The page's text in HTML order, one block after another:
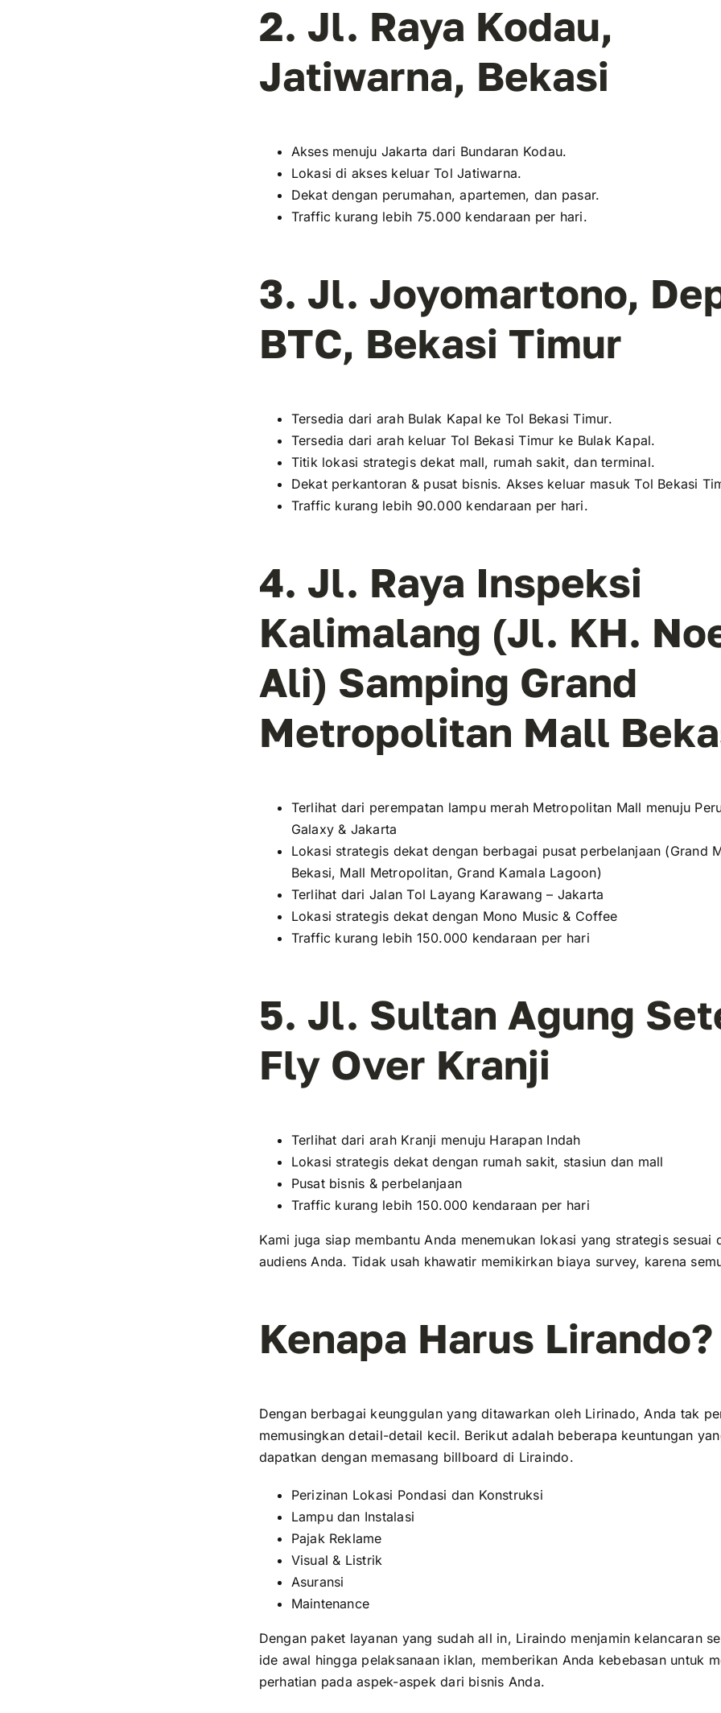
2. Jl. Raya Kodau,
Jatiwarna, Bekasi
Akses menuju Jakarta dari Bundaran Kodau.
Lokasi di akses keluar Tol Jatiwarna.
Dekat dengan perumahan, apartemen, dan pasar.
Traffic kurang lebih 75.000 kendaraan per hari.
3. Jl. Joyomartono,
BTC, Bekasi Timur
Tersedia dari arah Bulak Kapal ke Tol Bekasi Timur.
Tersedia dari arah keluar Tol Bekasi Timur ke Bulak Kapal.
Titik lokasi strategis dekat mall, rumah sakit, dan terminal.
Dekat perkantoran & pusat bisnis. Akses keluar masuk Tol Bekasi
Traffic kurang lebih 90.000 kendaraan per hari.
4. Jl. Raya Inspeksi
Kalimalang (Jl. KH.
Ali) Samping Grand
Metropolitan Mall
Terlihat dari perempatan lampu merah Metropolitan Mall menuju
Galaxy & Jakarta
Lokasi strategis dekat dengan berbagai pusat perbelanjaan (Grand
Bekasi, Mall Metropolitan, Grand Kamala Lagoon)
Terlihat dari Jalan Tol Layang Karawang – Jakarta
Lokasi strategis dekat dengan Mono Music & Coffee
Traffic kurang lebih 150.000 kendaraan per hari
5. Jl. Sultan Agung
Fly Over Kranji
Terlihat dari arah Kranji menuju Harapan Indah
Lokasi strategis dekat dengan rumah sakit, stasiun dan mall
Pusat bisnis & perbelanjaan
Traffic kurang lebih 150.000 kendaraan per hari
Kami juga siap membantu Anda menemukan lokasi yang strategis sesuai
audiens Anda. Tidak usah khawatir memikirkan biaya survey, karena
Kenapa Harus Lirando?
Dengan berbagai keunggulan yang ditawarkan oleh Lirinado, Anda tak
memusingkan detail-detail kecil. Berikut adalah beberapa keuntungan
dapatkan dengan memasang billboard di Liraindo.
Perizinan Lokasi Pondasi dan Konstruksi
Lampu dan Instalasi
Pajak Reklame
Visual & Listrik
Asuransi
Maintenance
Dengan paket layanan yang sudah all in, Liraindo menjamin kelancaran
ide awal hingga pelaksanaan iklan, memberikan Anda kebebasan untuk
perhatian pada aspek-aspek dari bisnis Anda.